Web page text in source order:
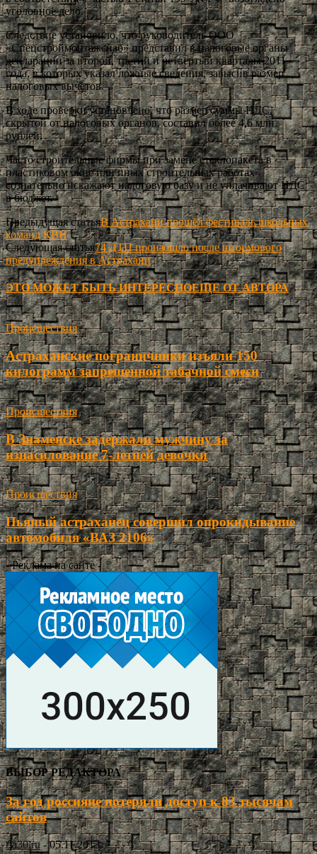
уголовное дело.
Следствие установило, что руководитель ООО
«Спецстроймонтажснаб» представил в налоговые органы
декларации за второй, третий и четвертый кварталы 2011
года, в которых указал ложные сведения, завысив размер
налоговых вычетов.
В ходе проверки установлено, что размер суммы НДС,
скрытой от налоговых органов, составил более 4,6 млн.
рублей.
Часто строительные фирмы при замене стеклопакета в
пластиковом окне или иных строительных работах
сознательно искажают налоговую базу и не уплачивают НДС
в бюджет.
Предыдущая статьяВ Астрахани прошёл фестиваль школьных
команд КВН
Следующая статья74 ДТП произошло после штормового
предупреждения в Астрахани
ЭТО МОЖЕТ БЫТЬ ИНТЕРЕСНОЕЩЕ ОТ АВТОРА
Происшествия
Астраханские пограничники изъяли 150
килограмм запрещенной табачной смеси
Происшествия
В Знаменске задержали мужчину за
изнасилование 7-летней девочки
Происшествия
Пьяный астраханец совершил опрокидывание
автомобиля «ВАЗ 2106»
- Реклама на сайте -
ВЫБОР РЕДАКТОРА
За год россияне потеряли доступ к 83 тысячам
сайтов
ria30.ru - 05.11.2013